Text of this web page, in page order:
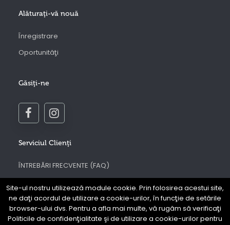
Site-ul nostru utilizează module cookie. Prin folosirea acestui site,
ne daţi acordul de utilizare a cookie-urilor, în funcţie de setările
browser-ului dvs. Pentru a afla mai multe, vă rugăm să verificaţi
Politicile de confidenţialitate şi de utilizare a cookie-urilor pentru
Alăturaţi-vă nouă
Înregistrare
Oportunităţi
Găsiţi-ne
Serviciul Clienţi
ÎNTREBĂRI FRECVENTE (FAQ)
Regulamentul site-ului web Prouve
Politica de confidenţialitate